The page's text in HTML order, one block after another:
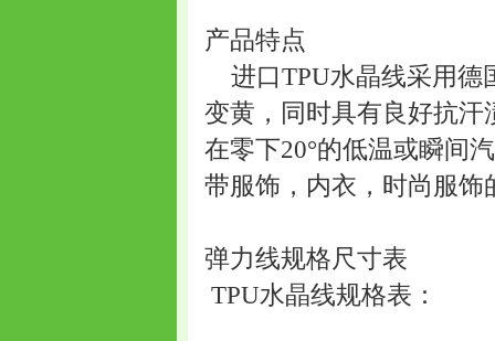
产品特点
进口TPU水晶线采用德
变黄，同时具有良好抗
在零下20°的低温或瞬间
带服饰，内衣，时尚服饰
弹力线规格尺寸表
TPU水晶线规格